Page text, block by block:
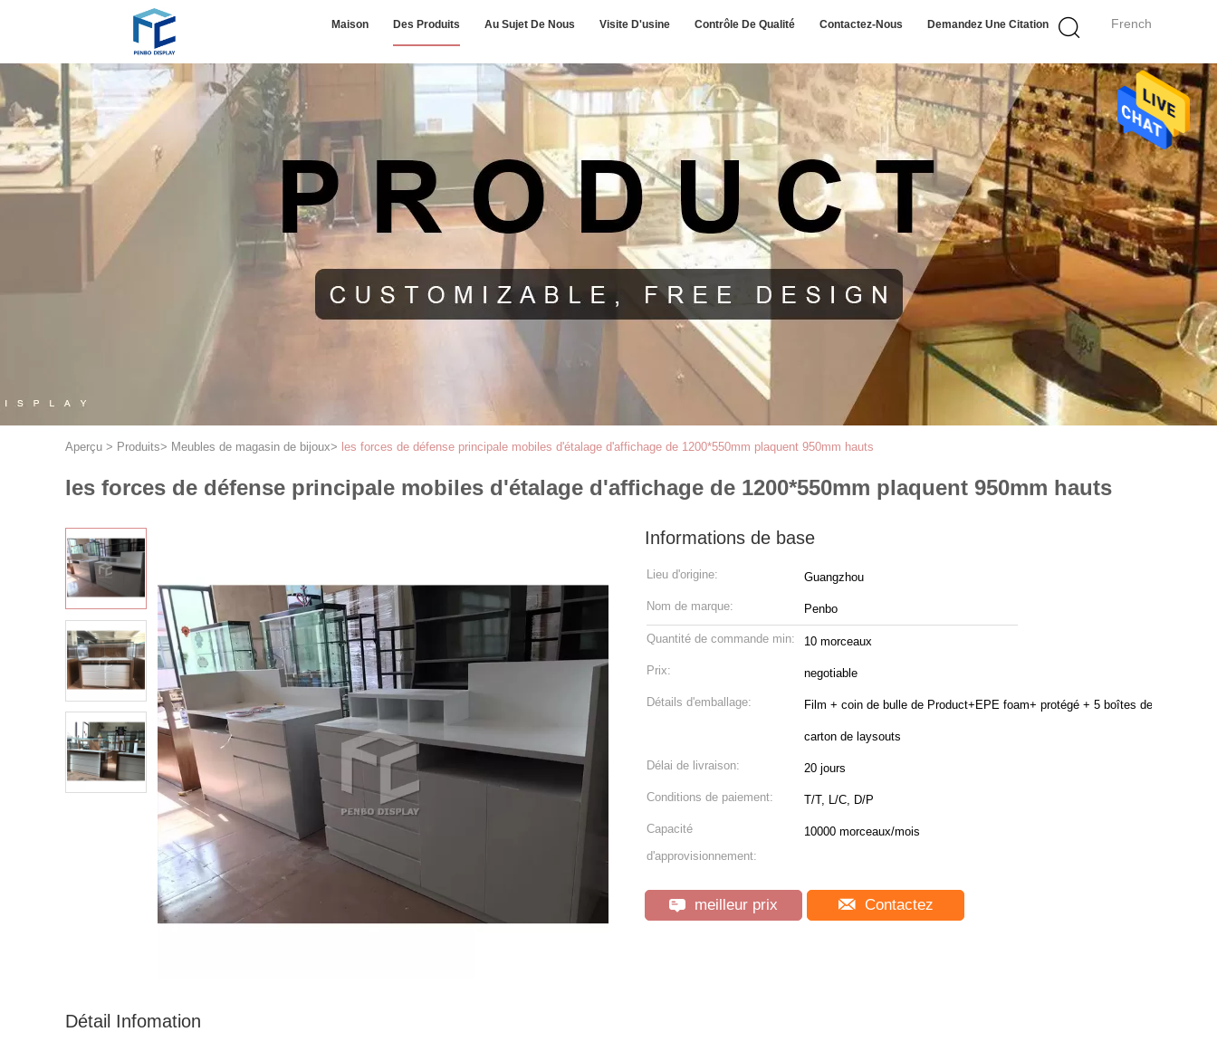
French
Maison Des Produits Au Sujet De Nous Visite D'usine Contrôle De Qualité Contactez-Nous Demandez Une Citation
Aperçu > Produits> Meubles de magasin de bijoux> les forces de défense principale mobiles d'étalage d'affichage de 1200*550mm plaquent 950mm hauts
les forces de défense principale mobiles d'étalage d'affichage de 1200*550mm plaquent 950mm hauts
Informations de base
Lieu d'origine: Guangzhou
Nom de marque: Penbo
Quantité de commande min: 10 morceaux
Prix: negotiable
Détails d'emballage: Film + coin de bulle de Product+EPE foam+ protégé + 5 boîtes de
carton de laysouts
Délai de livraison: 20 jours
Conditions de paiement: T/T, L/C, D/P
Capacité
d'approvisionnement:
10000 morceaux/mois
meilleur prix Contactez
Détail Infomation